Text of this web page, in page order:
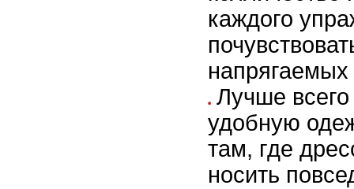
каждого
Лучше
удобную
там, где
носить